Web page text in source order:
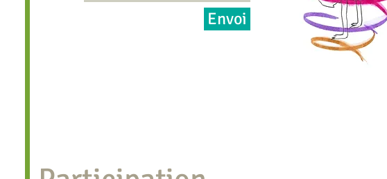
Envoi